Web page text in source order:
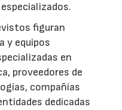
figuran
y equipos
en
proveedores de
compañías
dedicadas